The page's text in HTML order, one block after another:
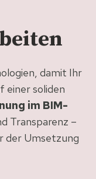
damit Ihr
einer soliden
im BIM-
Transparenz –
der Umsetzung